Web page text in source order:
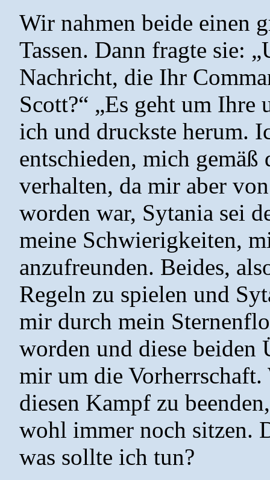
Wir nahmen beide einen
Tassen. Dann fragte sie:
Nachricht, die Ihr
Scott?“ „Es geht um Ihre
ich und druckste herum.
entschieden, mich
verhalten, da mir aber
worden war, Sytania sei
meine Schwierigkeiten,
anzufreunden. Beides,
Regeln zu spielen und
mir durch mein
worden und diese beiden
mir um die
diesen Kampf zu
wohl immer noch sitzen.
was sollte ich tun?